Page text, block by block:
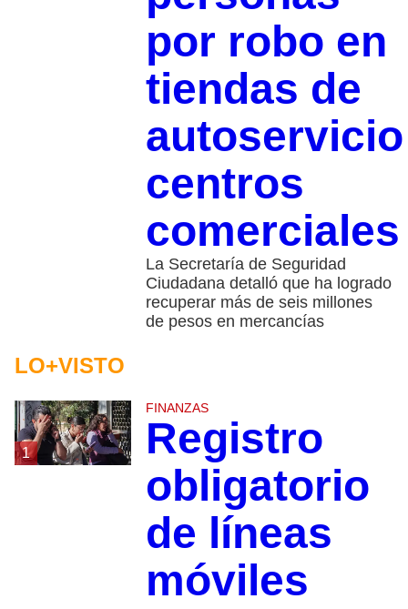
por robo en
tiendas de
centros
La Secretaría de Seguridad
Ciudadana detalló que ha logrado
recuperar más de seis millones
de pesos en mercancías
LO+VISTO
1
FINANZAS
Registro
obligatorio
de líneas
móviles